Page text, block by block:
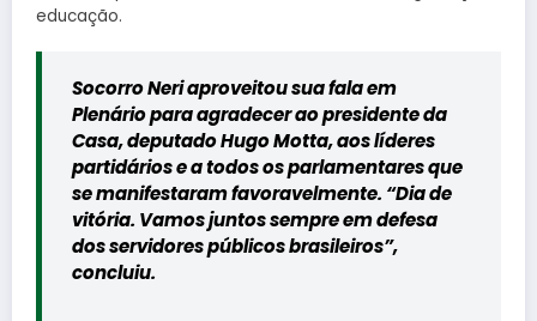
educação.
Socorro Neri aproveitou sua fala em
Plenário para agradecer ao presidente da
Casa, deputado Hugo Motta, aos líderes
partidários e a todos os parlamentares que
se manifestaram favoravelmente. “Dia de
vitória. Vamos juntos sempre em defesa
dos servidores públicos brasileiros”,
concluiu.